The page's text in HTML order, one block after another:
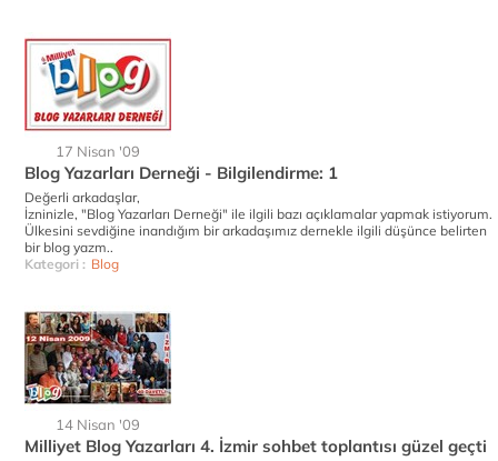
17 Nisan '09
Blog Yazarları Derneği - Bilgilendirme: 1
Değerli arkadaşlar,
İzninizle, "Blog Yazarları Derneği" ile ilgili bazı açıklamalar yapmak istiyorum.
Ülkesini sevdiğine inandığım bir arkadaşımız dernekle ilgili düşünce belirten
bir blog yazm..
Kategori : Blog
14 Nisan '09
Milliyet Blog Yazarları 4. İzmir sohbet toplantısı güzel geçti